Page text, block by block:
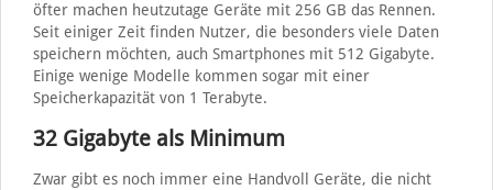
öfter machen heutzutage Geräte mit 256 GB das Rennen.
Seit einiger Zeit finden Nutzer, die besonders viele Daten
speichern möchten, auch Smartphones mit 512 Gigabyte.
Einige wenige Modelle kommen sogar mit einer
Speicherkapazität von 1 Terabyte.
32 Gigabyte als Minimum
Zwar gibt es noch immer eine Handvoll Geräte, die nicht